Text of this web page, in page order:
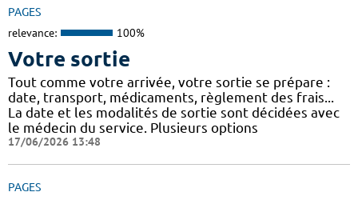
PAGES
relevance: 100%
Votre sortie
Tout comme votre arrivée, votre sortie se prépare :
date, transport, médicaments, règlement des frais...
La date et les modalités de sortie sont décidées avec
le médecin du service. Plusieurs options
17/06/2026 13:48
PAGES